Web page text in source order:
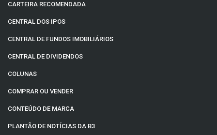
CARTEIRA RECOMENDADA
CENTRAL DOS IPOS
CENTRAL DE FUNDOS IMOBILIÁRIOS
CENTRAL DE DIVIDENDOS
COLUNAS
COMPRAR OU VENDER
CONTEÚDO DE MARCA
PLANTÃO DE NOTÍCIAS DA B3